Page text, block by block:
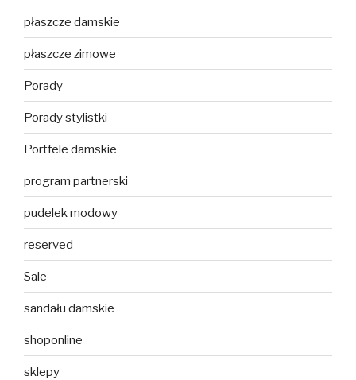
płaszcze damskie
płaszcze zimowe
Porady
Porady stylistki
Portfele damskie
program partnerski
pudelek modowy
reserved
Sale
sandału damskie
shoponline
sklepy